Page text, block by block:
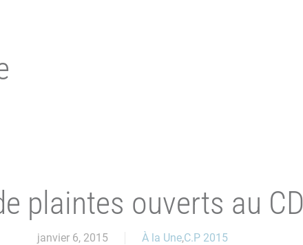
plaintes ouverts au
janvier 6, 2015 À la Une,C.P 2015